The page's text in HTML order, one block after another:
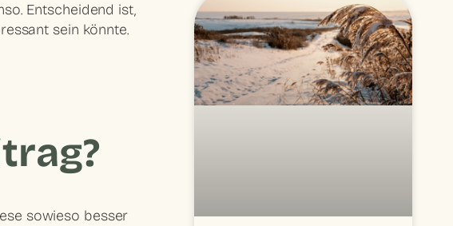
Entscheidend ist,
sein könnte.
sowieso besser